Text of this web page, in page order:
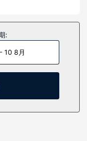
持联系。便利服务设
要求提供婴儿床（额
享受室外网球场等度
。
:
10 8月